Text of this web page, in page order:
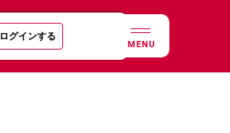
ログインする
MENU